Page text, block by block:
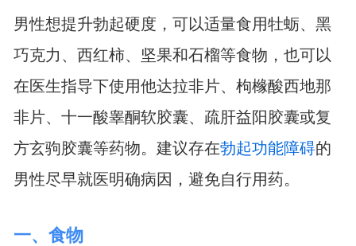
男性想提升勃起硬度，可以适量食用牡蛎、黑
巧克力、西红柿、坚果和石榴等食物，也可以
在医生指导下使用他达拉非片、枸橼酸西地那
非片、十一酸睾酮软胶囊、疏肝益阳胶囊或复
方玄驹胶囊等药物。建议存在勃起功能障碍的
男性尽早就医明确病因，避免自行用药。
一、食物